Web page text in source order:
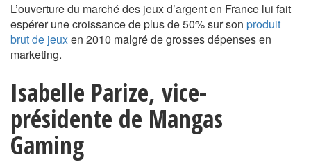
L’ouverture du marché des jeux d’argent en France lui fait
espérer une croissance de plus de 50% sur son produit
brut de jeuxen 2010 malgré de grosses dépenses en
marketing.
Isabelle Parize, vice-
présidente de Mangas
Gaming